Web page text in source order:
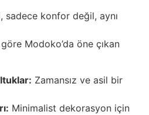
sadece konfor değil, aynı
Modoko’da öne çıkan
Zamansız ve asil bir
Minimalist dekorasyon için